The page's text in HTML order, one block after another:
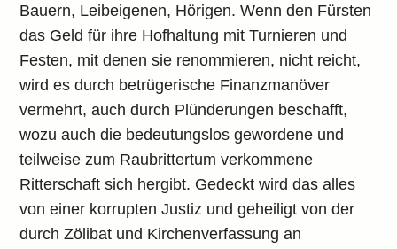
Bauern, Leibeigenen, Hörigen. Wenn den Fürsten
das Geld für ihre Hofhaltung mit Turnieren und
Festen, mit denen sie renommieren, nicht reicht,
wird es durch betrügerische Finanzmanöver
vermehrt, auch durch Plünderungen beschafft,
wozu auch die bedeutungslos gewordene und
teilweise zum Raubrittertum verkommene
Ritterschaft sich hergibt. Gedeckt wird das alles
von einer korrupten Justiz und geheiligt von der
durch Zölibat und Kirchenverfassung an